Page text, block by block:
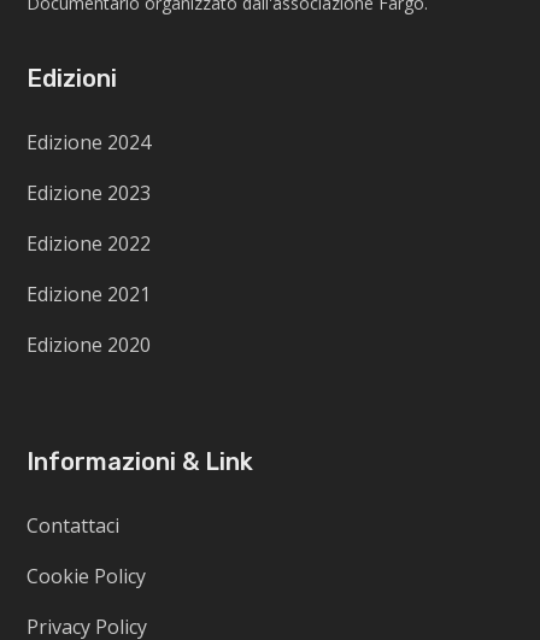
Edizioni
Edizione 2024
Edizione 2023
Edizione 2022
Edizione 2021
Edizione 2020
Informazioni & Link
Contattaci
Cookie Policy
Privacy Policy